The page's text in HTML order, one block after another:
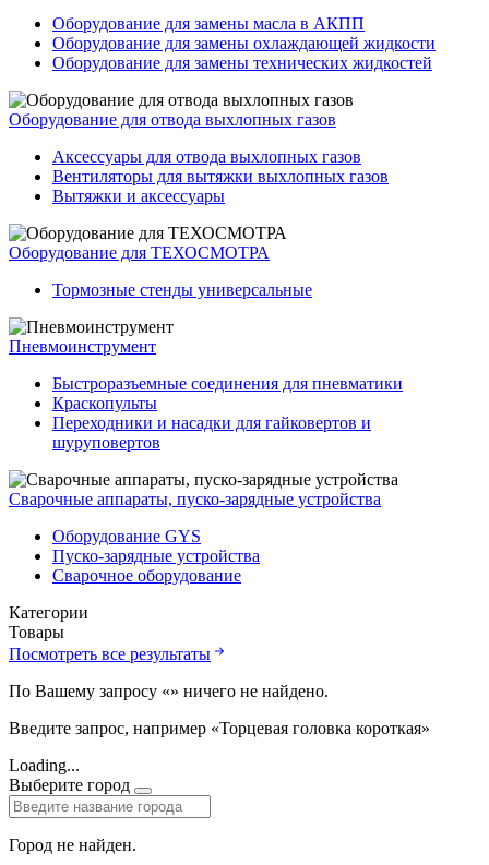
Оборудование для замены масла в АКПП
Оборудование для замены охлаждающей жидкости
Оборудование для замены технических жидкостей
Оборудование для отвода выхлопных газов
Аксессуары для отвода выхлопных газов
Вентиляторы для вытяжки выхлопных газов
Вытяжки и аксессуары
Оборудование для ТЕХОСМОТРА
Тормозные стенды универсальные
Пневмоинструмент
Быстроразъемные соединения для пневматики
Краскопульты
Переходники и насадки для гайковертов и
шуруповертов
Сварочные аппараты, пуско-зарядные устройства
Оборудование GYS
Пуско-зарядные устройства
Сварочное оборудование
Категории
Товары
Посмотреть все результаты
По Вашему запросу «» ничего не найдено.
Введите запрос, например «Торцевая головка короткая»
Loading...
Выберите город
Город не найден.